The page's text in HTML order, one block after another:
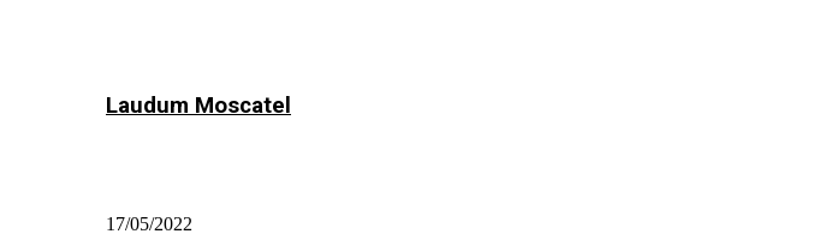
Laudum Moscatel
17/05/2022